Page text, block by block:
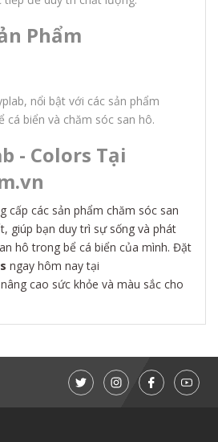
Phẩm
nổi bật với các sản phẩm
cá biển và chăm sóc san hô.
- Colors Tại
cấp các sản phẩm chăm sóc san
giúp bạn duy trì sự sống và phát
hô trong bể cá biển của mình. Đặt
ngay hôm nay tại
cao sức khỏe và màu sắc cho